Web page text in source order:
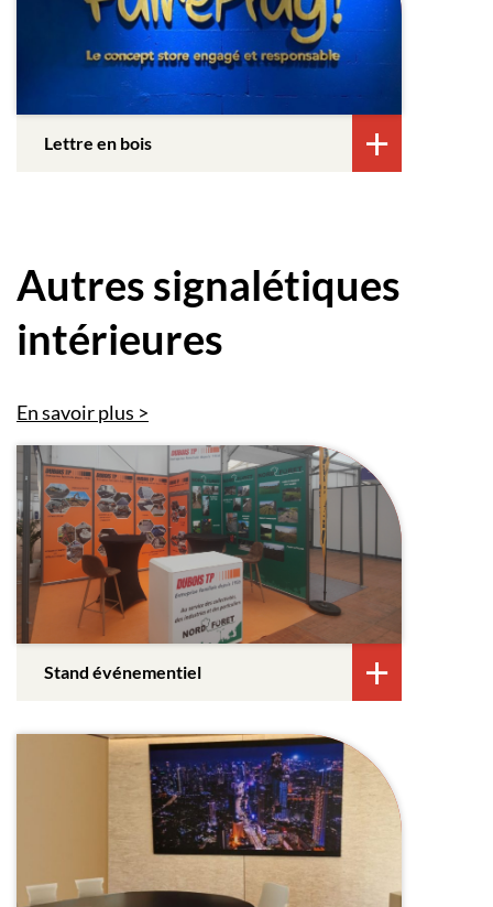
Lettre en bois
Autres signalétiques
intérieures
En savoir plus
Stand événementiel